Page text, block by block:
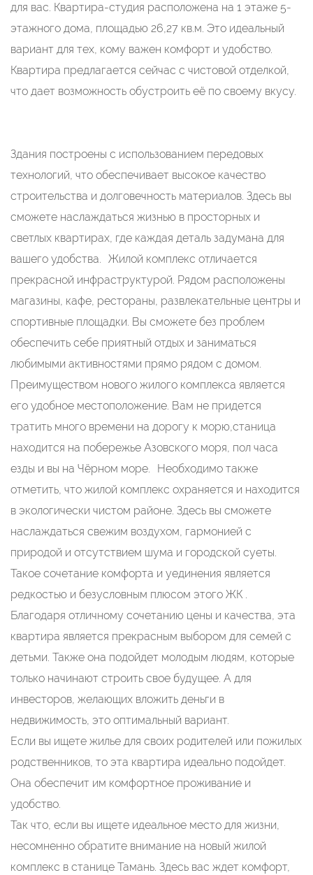
для вас. Квартира-студия расположена на 1 этаже 5-
этажного дома, площадью 26,27 кв.м. Это идеальный
вариант для тех, кому важен комфорт и удобство.
Квартира предлагается сейчас с чистовой отделкой,
что дает возможность обустроить её по своему вкусу.
Здания построены с использованием передовых
технологий, что обеспечивает высокое качество
строительства и долговечность материалов. Здесь вы
сможете наслаждаться жизнью в просторных и
светлых квартирах, где каждая деталь задумана для
вашего удобства. Жилой комплекс отличается
прекрасной инфраструктурой. Рядом расположены
магазины, кафе, рестораны, развлекательные центры и
спортивные площадки. Вы сможете без проблем
обеспечить себе приятный отдых и заниматься
любимыми активностями прямо рядом с домом.
Преимуществом нового жилого комплекса является
его удобное местоположение. Вам не придется
тратить много времени на дорогу к морю,станица
находится на побережье Азовского моря, пол часа
езды и вы на Чёрном море. Необходимо также
отметить, что жилой комплекс охраняется и находится
в экологически чистом районе. Здесь вы сможете
наслаждаться свежим воздухом, гармонией с
природой и отсутствием шума и городской суеты.
Такое сочетание комфорта и уединения является
редкостью и безусловным плюсом этого ЖК .
Благодаря отличному сочетанию цены и качества, эта
квартира является прекрасным выбором для семей с
детьми. Также она подойдет молодым людям, которые
только начинают строить свое будущее. А для
инвесторов, желающих вложить деньги в
недвижимость, это оптимальный вариант.
Если вы ищете жилье для своих родителей или пожилых
родственников, то эта квартира идеально подойдет.
Она обеспечит им комфортное проживание и
удобство.
Так что, если вы ищете идеальное место для жизни,
несомненно обратите внимание на новый жилой
комплекс в станице Тамань. Здесь вас ждет комфорт,